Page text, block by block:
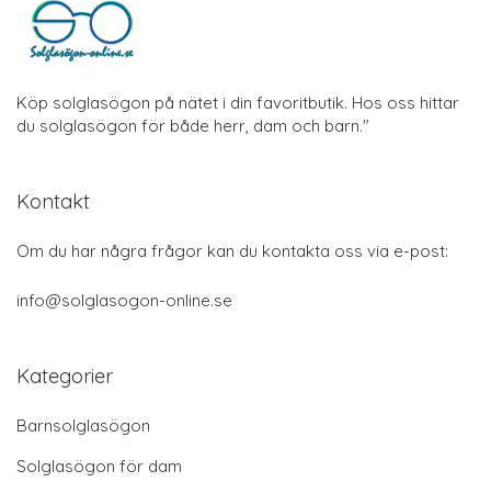
Köp solglasögon på nätet i din favoritbutik. Hos oss hittar
du solglasögon för både herr, dam och barn."
Kontakt
Om du har några frågor kan du kontakta oss via e-post:
info@solglasogon-online.se
Kategorier
Barnsolglasögon
Solglasögon för dam